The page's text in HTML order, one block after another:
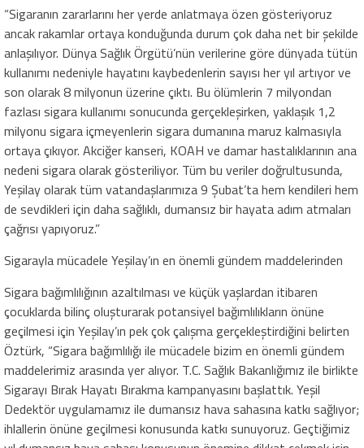
“Sigaranın zararlarını her yerde anlatmaya özen gösteriyoruz
ancak rakamlar ortaya konduğunda durum çok daha net bir şekilde
anlaşılıyor. Dünya Sağlık Örgütü’nün verilerine göre dünyada tütün
kullanımı nedeniyle hayatını kaybedenlerin sayısı her yıl artıyor ve
son olarak 8 milyonun üzerine çıktı. Bu ölümlerin 7 milyondan
fazlası sigara kullanımı sonucunda gerçekleşirken, yaklaşık 1,2
milyonu sigara içmeyenlerin sigara dumanına maruz kalmasıyla
ortaya çıkıyor. Akciğer kanseri, KOAH ve damar hastalıklarının ana
nedeni sigara olarak gösteriliyor. Tüm bu veriler doğrultusunda,
Yeşilay olarak tüm vatandaşlarımıza 9 Şubat’ta hem kendileri hem
de sevdikleri için daha sağlıklı, dumansız bir hayata adım atmaları
çağrısı yapıyoruz.”
Sigarayla mücadele Yeşilay’ın en önemli gündem maddelerinden
Sigara bağımlılığının azaltılması ve küçük yaşlardan itibaren
çocuklarda bilinç oluşturarak potansiyel bağımlılıkların önüne
geçilmesi için Yeşilay’ın pek çok çalışma gerçekleştirdiğini belirten
Öztürk, “Sigara bağımlılığı ile mücadele bizim en önemli gündem
maddelerimiz arasında yer alıyor. T.C. Sağlık Bakanlığımız ile birlikte
Sigarayı Bırak Hayatı Bırakma kampanyasını başlattık. Yeşil
Dedektör uygulamamız ile dumansız hava sahasına katkı sağlıyor;
ihlallerin önüne geçilmesi konusunda katkı sunuyoruz. Geçtiğimiz